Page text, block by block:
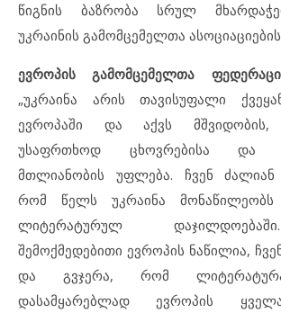
წიგნის ბაზრობა სრულ
უკრაინის გამომცემელთა
ევროპის გამომცემელთა
„უკრაინა არის თავისუფალი
ევროპაში და აქვს მშვიდობის,
უსაფრთხოდ ცხოვრებისა და
მთლიანობის უფლება. ჩვენ ძალიან
რომ წელს უკრაინა მონაწილეობს
ლიტერატურულ
შემოქმედებითი ევროპის ნაწილია,
და გვჯერა, რომ
დასამყარებლად ევროპის